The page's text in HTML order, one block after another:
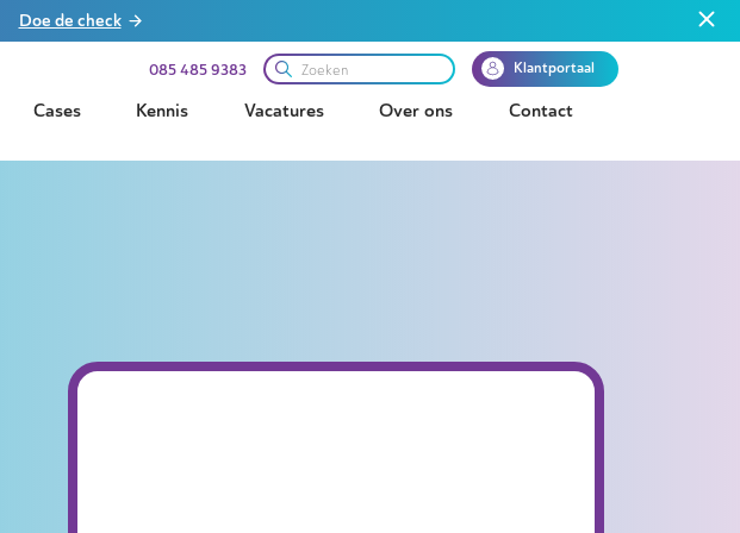
Doe de check
085 485 9383 Klantportaal
Cases Kennis Vacatures Over ons Contact